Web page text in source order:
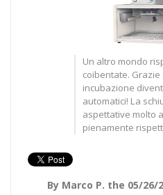
Un altro mondo
coibentate.
incubazione
automatici! La
aspettative molto
pienamente
By Marco P. the 05/26/